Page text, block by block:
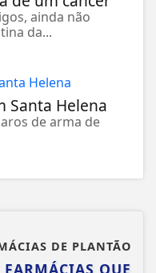
ainda não
da...
Santa Helena
de arma de
DE PLANTÃO
QUE